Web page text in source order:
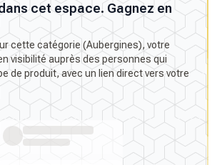
cet espace. Gagnez en
cette catégorie (Aubergines), votre
visibilité auprès des personnes qui
de produit, avec un lien direct vers votre